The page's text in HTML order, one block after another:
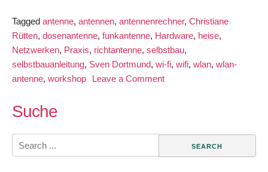
Tagged antenne, antennen, antennenrechner, Christiane
Rütten, dosenantenne, funkantenne, Hardware, heise,
Netzwerken, Praxis, richtantenne, selbstbau,
selbstbauanleitung, Sven Dortmund, wi-fi, wifi, wlan, wlan-
antenne, workshop Leave a Commenton
einer
Dosenantenne
Suche
Search
for: